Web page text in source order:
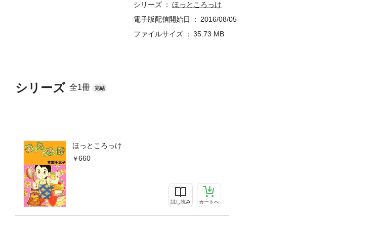
シリーズ 全1冊 完結
ほっところっけ
660
試し読み カートへ
シリーズ
ほっところっけ
電子版配信開始日
2016/08/05
ファイルサイズ
35.73 MB